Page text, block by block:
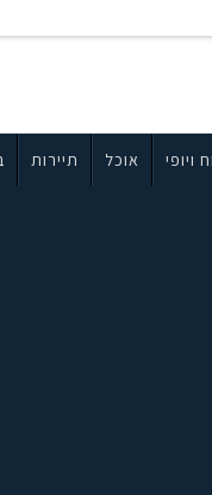
ויופי אוכל תיירות